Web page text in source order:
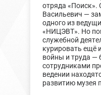
отряда «Поиск».
Васильевич —
одного из
«НИЦЭВТ». Но
служебной
курировать ещё
войны и труда
сотрудниками
ведении
развитию музея